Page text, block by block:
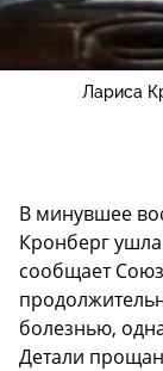
Лариса
В минувшее
Кронберг
сообщает
болезнью,
Детали